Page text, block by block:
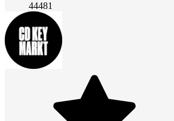
44481